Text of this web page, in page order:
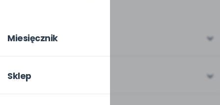
Miesięcznik
W numerze
Sklep